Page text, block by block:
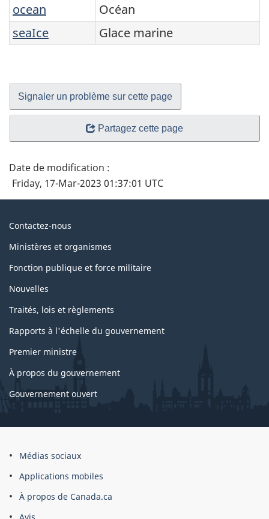
ocean
Océan
seaIce
Glace marine
Signaler un problème sur cette page
Partagez cette page
Date de modification :
Friday, 17-Mar-2023 01:37:01 UTC
À
propos
du
gouvernement
Contactez-nous
Ministères et organismes
Fonction publique et force militaire
Nouvelles
Traités, lois et règlements
Rapports à l'échelle du gouvernement
Premier ministre
À propos du gouvernement
Gouvernement ouvert
À
propos
du
site
Médias sociaux
Applications mobiles
À propos de Canada.ca